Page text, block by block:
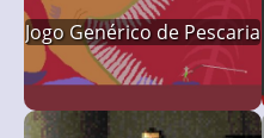
Jogo Genérico de Pescaria